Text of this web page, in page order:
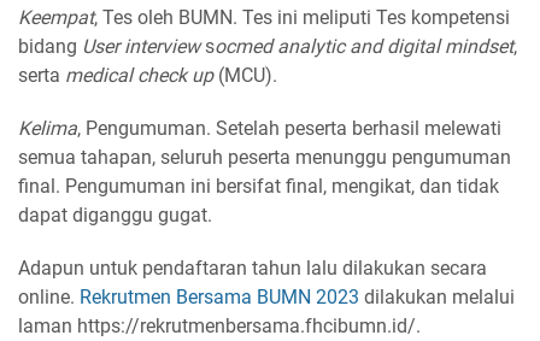
Keempat, Tes oleh BUMN. Tes ini meliputi Tes kompetensi
bidang User interviewsocmed analytic and digital mindset,
serta medical check up(MCU).
Kelima, Pengumuman. Setelah peserta berhasil melewati
semua tahapan, seluruh peserta menunggu pengumuman
final. Pengumuman ini bersifat final, mengikat, dan tidak
dapat diganggu gugat.
Adapun untuk pendaftaran tahun lalu dilakukan secara
online. Rekrutmen Bersama BUMN 2023 dilakukan melalui
laman https://rekrutmenbersama.fhcibumn.id/.